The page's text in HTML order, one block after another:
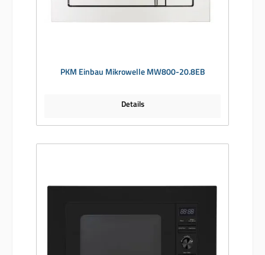
PKM Einbau Mikrowelle MW800-20.8EB
Details